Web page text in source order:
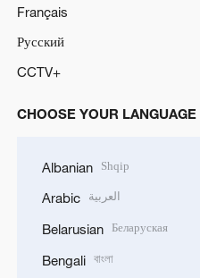
Français
Русский
CCTV+
CHOOSE YOUR LANGUAGE
Albanian Shqip
Arabic العربية
Belarusian Беларуская
Bengali বাংলা